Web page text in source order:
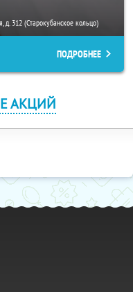
д. 312 (Старокубанское кольцо)
ПОДРОБНЕЕ
АКЦИЙ